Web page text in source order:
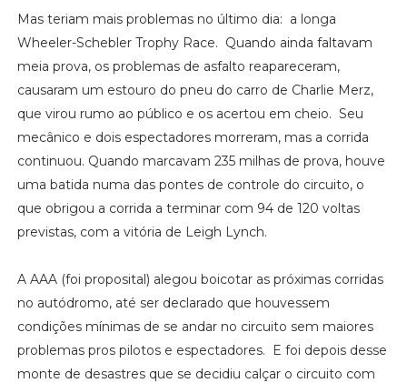
Mas teriam mais problemas no último dia: a longa
Wheeler-Schebler Trophy Race. Quando ainda faltavam
meia prova, os problemas de asfalto reapareceram,
causaram um estouro do pneu do carro de Charlie Merz,
que virou rumo ao público e os acertou em cheio. Seu
mecânico e dois espectadores morreram, mas a corrida
continuou. Quando marcavam 235 milhas de prova, houve
uma batida numa das pontes de controle do circuito, o
que obrigou a corrida a terminar com 94 de 120 voltas
previstas, com a vitória de Leigh Lynch.
A AAA (foi proposital) alegou boicotar as próximas corridas
no autódromo, até ser declarado que houvessem
condições mínimas de se andar no circuito sem maiores
problemas pros pilotos e espectadores. E foi depois desse
monte de desastres que se decidiu calçar o circuito com